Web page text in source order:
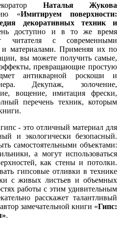
Наталья Жукова
«Имитируем поверхности:
декоративных техник и
доступно и в то же время
читателя с современными
и материалами. Применяя их по
вы можете получить самые,
превращающие простую
антикварной роскоши и
Декупаж, золочение,
вощение, имитация фрески,
перечень техник, которым
- это отличный материал для
и экологически безопасный.
самостоятельными объектами:
а могут использоваться
как стены и потолки.
гипсовые отливки в технике
с живых листьев и объемных
работы с этим удивительным
расскажет талантливый
замечательной книги «Гипс:
.